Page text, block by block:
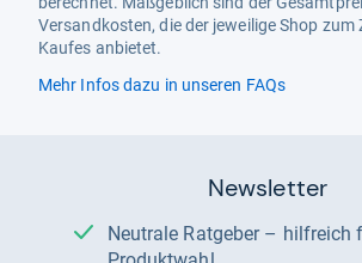
Versandkosten, die der jeweilige Shop zum
Kaufes anbietet.
Mehr Infos dazu in unseren FAQs
Newsletter
Neutrale Ratgeber – hilfreich für Ihre